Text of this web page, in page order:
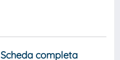
Scheda completa